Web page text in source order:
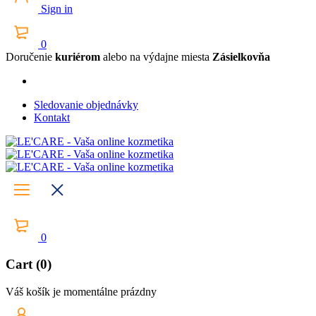
Sign in
0
Doručenie kuriérom alebo na výdajne miesta Zásielkovňa
Sledovanie objednávky
Kontakt
0
Cart (0)
Váš košík je momentálne prázdny